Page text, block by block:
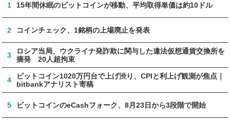
1 15年間休眠のビットコインが移動、平均取得単価は約10ドル
2 コインチェック、1銘柄の上場廃止を発表
3
ロシア当局、ウクライナ発詐欺に関与した違法仮想通貨交換所を
摘発 20人超拘束
4
ビットコイン1020万円台で上げ渋り、CPIと利上げ観測が焦点｜
bitbankアナリスト寄稿
5 ビットコインのeCashフォーク、8月23日から3段階で開始